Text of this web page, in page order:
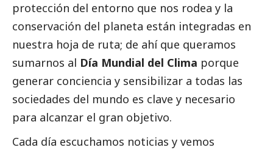
protección del entorno que nos rodea y la
conservación del planeta están integradas en
nuestra hoja de ruta; de ahí que queramos
sumarnos al Día Mundial del Clima porque
generar conciencia y sensibilizar a todas las
sociedades del mundo es clave y necesario
para alcanzar el gran objetivo.
Cada día escuchamos noticias y vemos